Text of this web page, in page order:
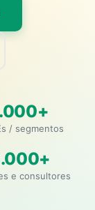
/ segmentos
e consultores